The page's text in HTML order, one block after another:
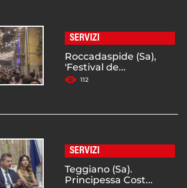
SERVIZI
Roccadaspide (Sa),
'Festival de...
112
SERVIZI
Teggiano (Sa).
Principessa Cost...